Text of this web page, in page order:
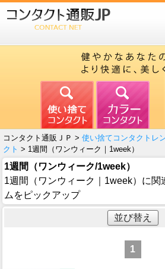
コンタクト通販ＪＰ > 使い捨てコンタクトレ
クト > 1週間（ワンウィーク｜1week）
1週間（ワンウィーク/1week）
1週間（ワンウィーク｜1week）に関
ムをピックアップ
並び替え
1